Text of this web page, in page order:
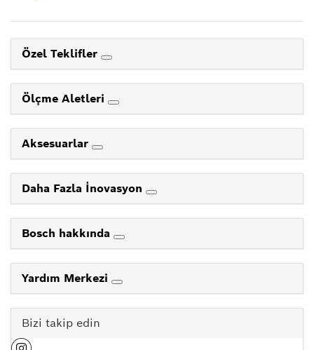
Özel Teklifler
Ölçme Aletleri
Aksesuarlar
Daha Fazla İnovasyon
Bosch hakkında
Yardım Merkezi
Bizi takip edin